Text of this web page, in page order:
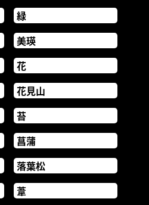
緑
美瑛
花
花見山
苔
菖蒲
落葉松
葦